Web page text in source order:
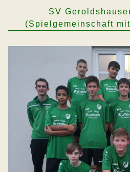
SV
(Spielgemeinschaft